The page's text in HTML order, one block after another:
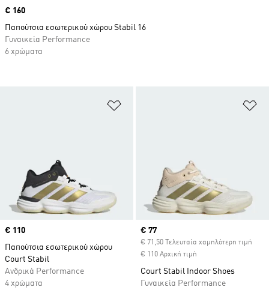
Προσθήκη στη Λίστα Επιθυμιών
Price
€ 110
Παπούτσια εσωτερικού χώρου
Court Stabil
Ανδρικά Performance
4 χρώματα
Current price
€ 77
€ 71,50 Τελευταία χαμηλότερη τιμή
€ 110 Αρχική τιμή
Court Stabil Indoor Shoes
Γυναικεία Performance
Price
€ 160
Παπούτσια εσωτερικού χώρου Stabil 16
Γυναικεία Performance
6 χρώματα